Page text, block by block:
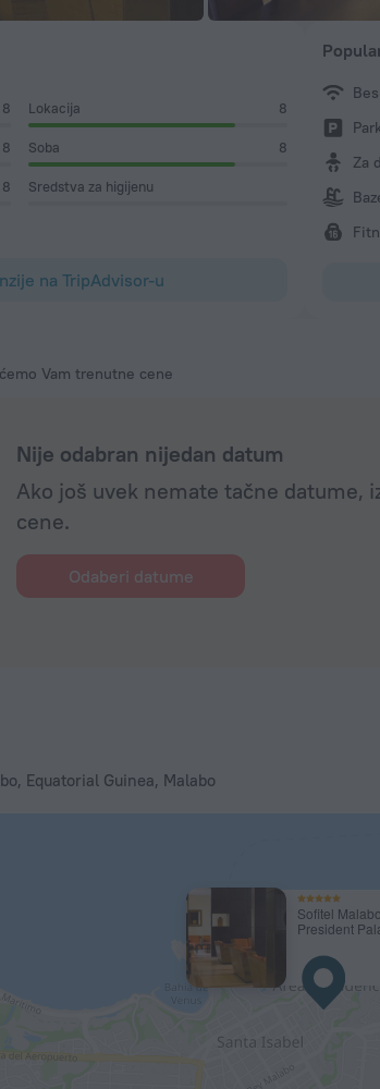
8 Lokacija 8
8 Soba 8
8 Sredstva za higijenu
na TripAdvisor-u
Za
Vam trenutne cene
Nije odabran nijedan datum
Ako još uvek nemate tačne datume,
cene.
Odaberi datume
Equatorial Guinea, Malabo
Sofitel Malabo
President